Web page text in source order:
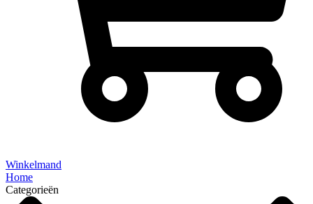
Winkelmand
Home
Categorieën